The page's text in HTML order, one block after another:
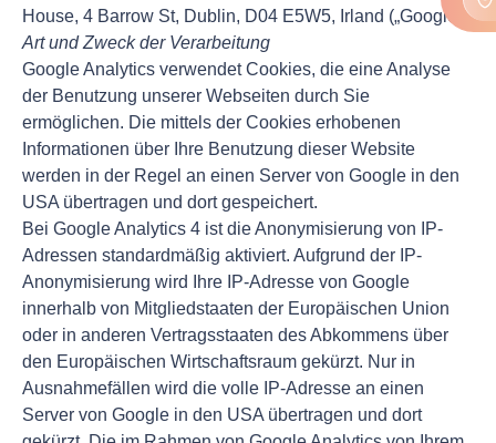
House, 4 Barrow St, Dublin, D04 E5W5, Irland („Google“).
Art und Zweck der Verarbeitung
Google Analytics verwendet Cookies, die eine Analyse
der Benutzung unserer Webseiten durch Sie
ermöglichen. Die mittels der Cookies erhobenen
Informationen über Ihre Benutzung dieser Website
werden in der Regel an einen Server von Google in den
USA übertragen und dort gespeichert.
Bei Google Analytics 4 ist die Anonymisierung von IP-
Adressen standardmäßig aktiviert. Aufgrund der IP-
Anonymisierung wird Ihre IP-Adresse von Google
innerhalb von Mitgliedstaaten der Europäischen Union
oder in anderen Vertragsstaaten des Abkommens über
den Europäischen Wirtschaftsraum gekürzt. Nur in
Ausnahmefällen wird die volle IP-Adresse an einen
Server von Google in den USA übertragen und dort